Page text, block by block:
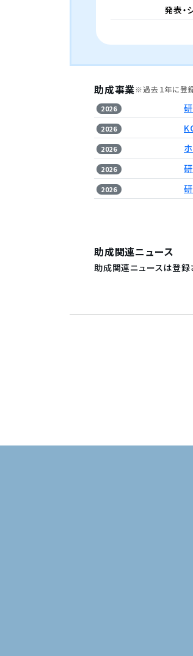
発表・
助成事業※過去１年に登
2026
2026
2026
2026
2026
助成関連ニュース
助成関連ニュースは登録